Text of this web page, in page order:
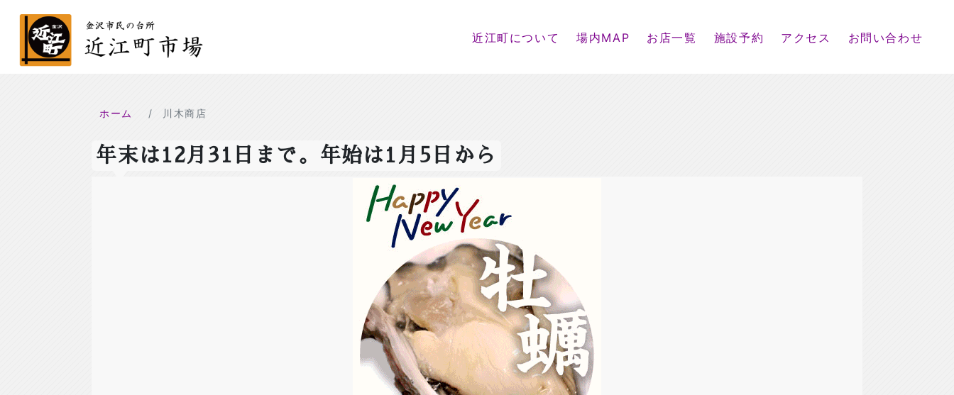
近江町について 場内MAP お店一覧 施設予約 アクセス お問い合わせ
ホーム 川木商店
年末は12月31日まで。年始は1月5日から